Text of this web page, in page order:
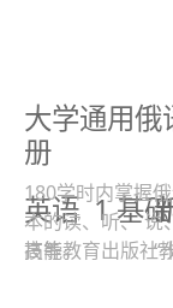
英语1 基
高等教育出版社“
大学通用俄
册
180学时内掌握
本的读、听、 说
技能。